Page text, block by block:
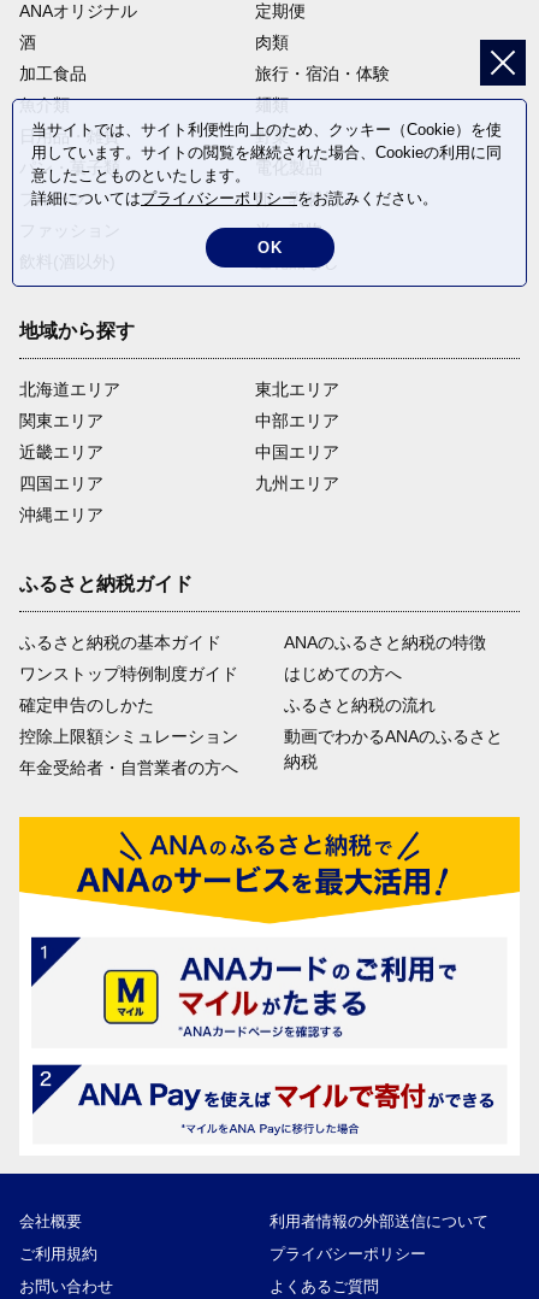
ANAオリジナル
定期便
酒
肉類
加工食品
旅行・宿泊・体験
魚介類
麺類
日用品・雑貨
野菜
パン・菓子類
フルーツ
卵・乳製品
米・穀物
返礼品なし
地域から探す
北海道エリア
関東エリア
近畿エリア
四国エリア
沖縄エリア
東北エリア
中部エリア
中国エリア
九州エリア
ふるさと納税ガイド
ふるさと納税の基本ガイド
ワンストップ特例制度ガイド
確定申告のしかた
控除上限額シミュレーション
年金受給者・自営業者の方へ
ANAのふるさと納税の特徴
はじめての方へ
ふるさと納税の流れ
動画でわかるANAのふるさと
納税
会社概要
利用者情報の外部送信について
ご利用規約
プライバシーポリシー
お問い合わせ
よくあるご質問
当サイトでは、サイト利便性向上のため、クッキー（Cookie）を使
用しています。サイトの閲覧を継続された場合、Cookieの利用に同
意したことものといたします。
詳細についてはプライバシーポリシーをお読みください。
OK